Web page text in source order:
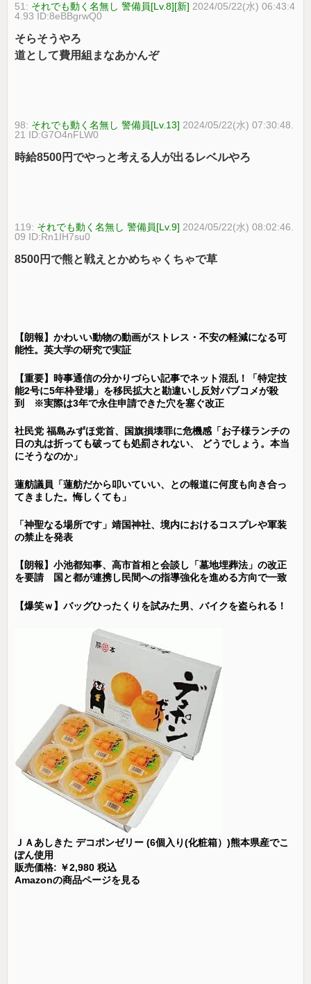
51: それでも動く名無し 警備員[Lv.8][新] 2024/05/22(水) 06:43:4
4.93 ID:8eBBgrwQ0
そらそうやろ
道として費用組まなあかんぞ
98: それでも動く名無し 警備員[Lv.13] 2024/05/22(水) 07:30:48.
21 ID:G7O4nFLW0
時給8500円でやっと考える人が出るレベルやろ
119: それでも動く名無し 警備員[Lv.9] 2024/05/22(水) 08:02:46.
09 ID:Rn1IH7su0
8500円で熊と戦えとかめちゃくちゃで草
【朗報】かわいい動物の動画がストレス・不安の軽減になる可
能性。英大学の研究で実証
【重要】時事通信の分かりづらい記事でネット混乱！「特定技
能2号に5年枠登場」を移民拡大と勘違いし反対パブコメが殺
到 ※実際は3年で永住申請できた穴を塞ぐ改正
社民党 福島みずほ党首、国旗損壊罪に危機感「お子様ランチの
日の丸は折っても破っても処罰されない、 どうでしょう。本当
にそうなのか」
蓮舫議員「蓮舫だから叩いていい、との報道に何度も向き合っ
てきました。悔しくても」
「神聖なる場所です」靖国神社、境内におけるコスプレや軍装
の禁止を発表
【朗報】小池都知事、高市首相と会談し「墓地埋葬法」の改正
を要請 国と都が連携し民間への指導強化を進める方向で一致
【爆笑ｗ】バッグひったくりを試みた男、バイクを盗られる！
ＪＡあしきた デコポンゼリー (6個入り(化粧箱）)熊本県産でこ
ぽん使用
販売価格: ￥2,980 税込
Amazonの商品ページを見る